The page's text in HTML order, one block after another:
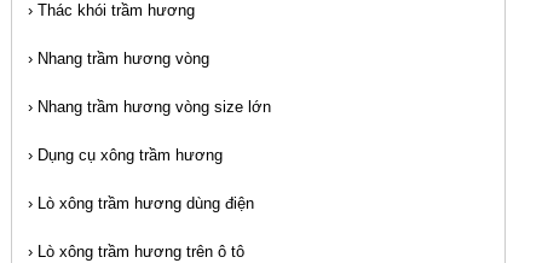
› Thác khói trầm hương
› Nhang trầm hương vòng
› Nhang trầm hương vòng size lớn
› Dụng cụ xông trầm hương
› Lò xông trầm hương dùng điện
› Lò xông trầm hương trên ô tô